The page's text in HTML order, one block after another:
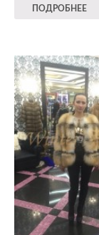
ПОДРОБНЕЕ